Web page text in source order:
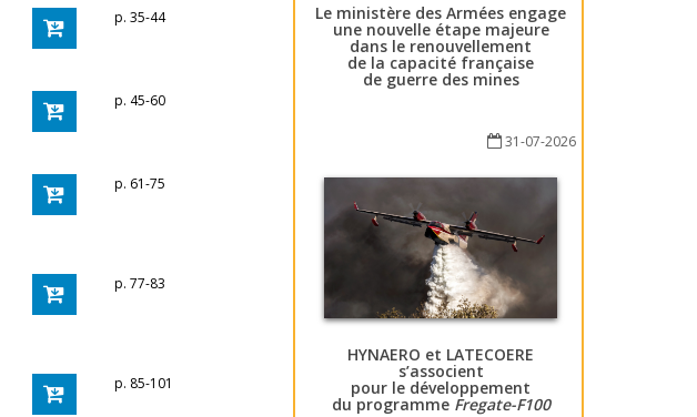
p. 35-44
p. 45-60
p. 61-75
p. 77-83
p. 85-101
Le ministère des Armées engage
une nouvelle étape majeure
dans le renouvellement
de la capacité française
de guerre des mines
31-07-2026
HYNAERO et LATECOERE
s’associent
pour le développement
du programme Fregate-F100